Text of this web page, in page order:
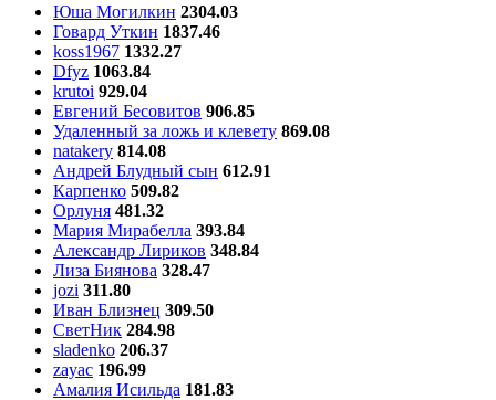
Юша Могилкин 2304.03
Говард Уткин 1837.46
koss1967 1332.27
Dfyz 1063.84
krutoi 929.04
Евгений Бесовитов 906.85
Удаленный за ложь и клевету 869.08
natakery 814.08
Андрей Блудный сын 612.91
Карпенко 509.82
Орлуня 481.32
Мария Мирабелла 393.84
Александр Лириков 348.84
Лиза Биянова 328.47
jozi 311.80
Иван Близнец 309.50
СветНик 284.98
sladenko 206.37
zayac 196.99
Амалия Исильда 181.83